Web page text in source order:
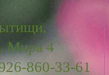
Мира 4
860-33-61